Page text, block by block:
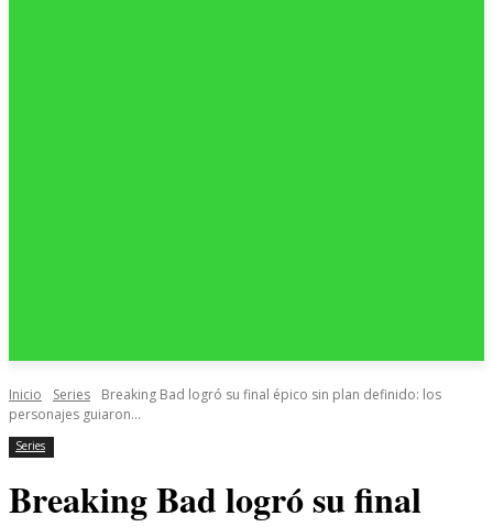
Inicio Series
Breaking Bad logró su final épico sin plan definido: los
personajes guiaron...
Series
Breaking Bad logró su final